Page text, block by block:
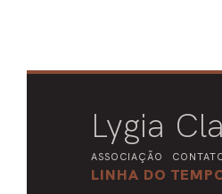
Lygia
ASSOCIAÇÃO
LINHA DO